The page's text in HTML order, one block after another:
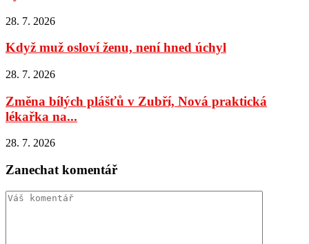
28. 7. 2026
Když muž osloví ženu, není hned úchyl
28. 7. 2026
Změna bílých plášťů v Zubří, Nová praktická
lékařka na...
28. 7. 2026
Zanechat komentář